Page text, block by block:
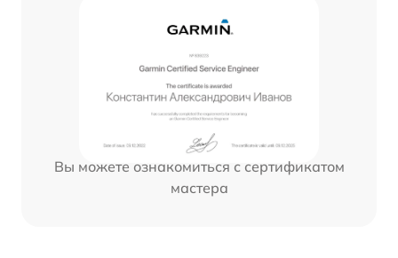
Вы можете ознакомиться с сертификатом
мастера